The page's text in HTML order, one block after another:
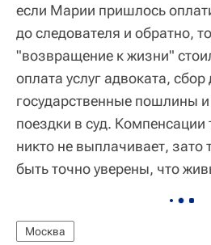
если Марии пришлось
до следователя и обратно,
"возвращение к жизни"
оплата услуг адвоката,
государственные пошлины
поездки в суд.
никто не выплачивает, зато
быть точно уверены, что
Москва